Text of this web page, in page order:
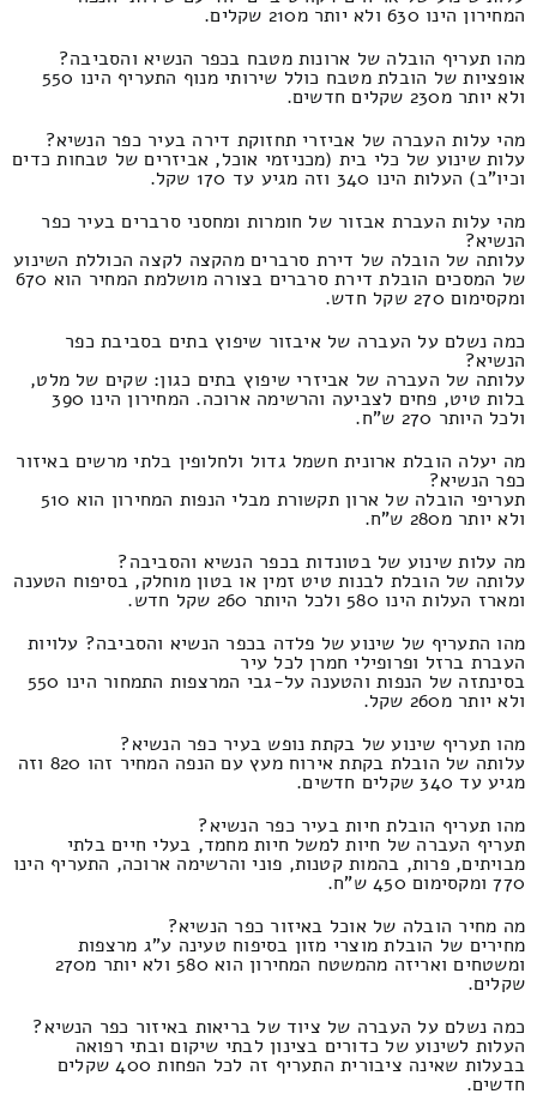
המחירון הינו 630 ולא יותר מ210 שקלים.
מהו תעריף הובלה של ארונות מטבח בכפר הנשיא והסביבה?
אופציות של הובלת מטבח כולל שירותי מנוף התעריף הינו 550
ולא יותר מ230 שקלים חדשים.
מהי עלות העברה של אביזרי תחזוקת דירה בעיר כפר הנשיא?
עלות שינוע של כלי בית (מכניזמי אוכל, אביזרים של טבחות כדים
וכיו"ב) העלות הינו 340 וזה מגיע עד 170 שקל.
מהי עלות העברת אבזור של חומרות ומחסני סרברים בעיר כפר
הנשיא?
עלותה של הובלה של דירת סרברים מהקצה לקצה הכוללת השינוע
של המסכים הובלת דירת סרברים בצורה מושלמת המחיר הוא 670
ומקסימום 270 שקל חדש.
כמה נשלם על העברה של איבזור שיפוץ בתים בסביבת כפר
הנשיא?
עלותה של העברה של אביזרי שיפוץ בתים כגון: שקים של מלט,
בלות טיט, פחים לצביעה והרשימה ארוכה. המחירון הינו 390
ולכל היותר 270 ש"ח.
מה יעלה הובלת ארונית חשמל גדול ולחלופין בלתי מרשים באיזור
כפר הנשיא?
תעריפי הובלה של ארון תקשורת מבלי הנפות המחירון הוא 510
ולא יותר מ280 ש"ח.
מה עלות שינוע של בטונדות בכפר הנשיא והסביבה?
עלותה של הובלת לבנות טיט זמין או בטון מוחלק, בסיפוח הטענה
ומארז העלות הינו 580 ולכל היותר 260 שקל חדש.
מהו התעריף של שינוע של פלדה בכפר הנשיא והסביבה? עלויות
העברת ברזל ופרופילי חמרן לכל עיר
בסינתזה של הנפות והטענה על-גבי המרצפות התמחור הינו 550
ולא יותר מ260 שקל.
מהו תעריף שינוע של בקתת נופש בעיר כפר הנשיא?
עלותה של הובלת בקתת אירוח מעץ עם הנפה המחיר זהו 820 וזה
מגיע עד 340 שקלים חדשים.
מהו תעריף הובלת חיות בעיר כפר הנשיא?
תעריף העברה של חיות למשל חיות מחמד, בעלי חיים בלתי
מבויתים, פרות, בהמות קטנות, פוני והרשימה ארוכה, התעריף הינו
770 ומקסימום 450 ש"ח.
מה מחיר הובלה של אוכל באיזור כפר הנשיא?
מחירים של הובלת מוצרי מזון בסיפוח טעינה ע"ג מרצפות
ומשטחים ואריזה מהמשטח המחירון הוא 580 ולא יותר מ270
שקלים.
כמה נשלם על העברה של ציוד של בריאות באיזור כפר הנשיא?
העלות לשינוע של כדורים בצינון לבתי שיקום ובתי רפואה
בבעלות שאינה ציבורית התעריף זה לכל הפחות 400 שקלים
חדשים.